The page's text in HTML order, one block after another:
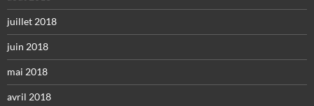
juillet 2018
juin 2018
mai 2018
avril 2018